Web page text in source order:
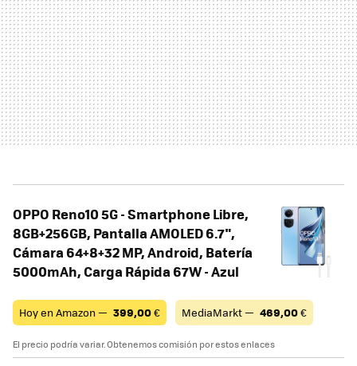
OPPO Reno10 5G - Smartphone Libre,
8GB+256GB, Pantalla AMOLED 6.7",
Cámara 64+8+32 MP, Android, Batería
5000mAh, Carga Rápida 67W - Azul
Hoy en Amazon — 399,00€ MediaMarkt — 469,00€
El precio podría variar. Obtenemos comisión por estos enlaces